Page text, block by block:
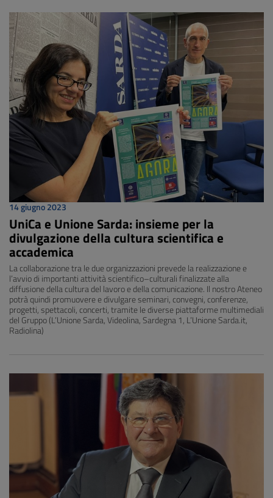
14 giugno 2023
UniCa e Unione Sarda: insieme per la
divulgazione della cultura scientifica e
accademica
La collaborazione tra le due organizzazioni prevede la realizzazione e
l’avvio di importanti attività scientifico–culturali finalizzate alla
diffusione della cultura del lavoro e della comunicazione. Il nostro Ateneo
potrà quindi promuovere e divulgare seminari, convegni, conferenze,
progetti, spettacoli, concerti, tramite le diverse piattaforme multimediali
del Gruppo (L’Unione Sarda, Videolina, Sardegna 1, L’Unione Sarda.it,
Radiolina)